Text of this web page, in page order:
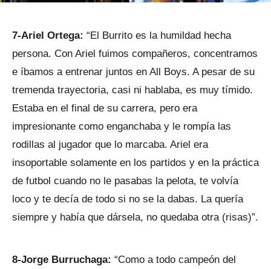
7-Ariel Ortega: “El Burrito es la humildad hecha
persona. Con Ariel fuimos compañeros, concentramos
e íbamos a entrenar juntos en All Boys. A pesar de su
tremenda trayectoria, casi ni hablaba, es muy tímido.
Estaba en el final de su carrera, pero era
impresionante como enganchaba y le rompía las
rodillas al jugador que lo marcaba. Ariel era
insoportable solamente en los partidos y en la práctica
de futbol cuando no le pasabas la pelota, te volvía
loco y te decía de todo si no se la dabas. La quería
siempre y había que dársela, no quedaba otra (risas)”.
8-Jorge Burruchaga: “Como a todo campeón del